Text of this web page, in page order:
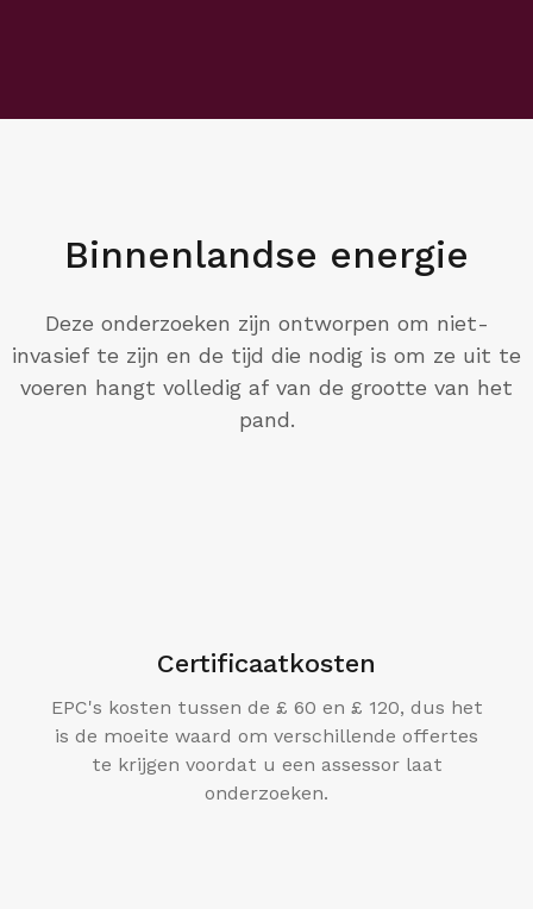
Binnenlandse energie
Deze onderzoeken zijn ontworpen om niet-
invasief te zijn en de tijd die nodig is om ze uit te
voeren hangt volledig af van de grootte van het
pand.
Certificaatkosten
EPC's kosten tussen de £ 60 en £ 120, dus het
is de moeite waard om verschillende offertes
te krijgen voordat u een assessor laat
onderzoeken.